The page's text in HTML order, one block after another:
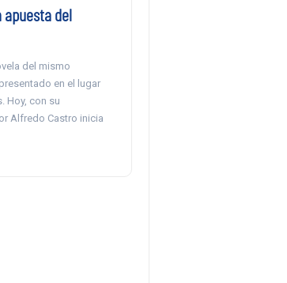
del
del mismo
en el lugar
Hoy, con su
Alfredo Castro inicia